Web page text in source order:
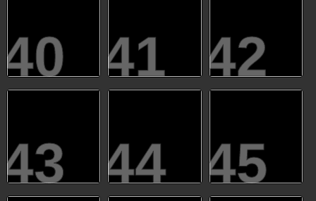
40
41
42
43
44
45